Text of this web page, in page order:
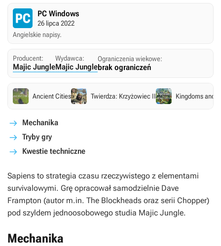
PC Windows
26 lipca 2022
Angielskie napisy.
Producent:
Majic Jungle
Wydawca:
Majic Jungle
Ograniczenia wiekowe:
brak ograniczeń
Ancient Cities Twierdza: Krzyżowiec II Kingdoms and
Mechanika
Tryby gry
Kwestie techniczne
Sapiens to strategia czasu rzeczywistego z elementami
survivalowymi. Grę opracował samodzielnie Dave
Frampton (autor m.in. The Blockheads oraz serii Chopper)
pod szyldem jednoosobowego studia Majic Jungle.
Mechanika